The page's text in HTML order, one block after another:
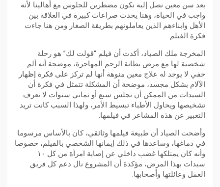
بعد سن معين نصل إليه نكون مضطرين للجلوس مع أهالينا لأنه
واجب في الحياة، وهنا يحدث صراعات كبيرة في العلاقة بين
الأهل وابناءهم الذين يعاملونهم بطريقة الصغار ومن هنا جاءت
فكرة الفيلم.
المخرجة ملك الصياد، أكدت أن فيلم “قولت لك” هو رحلة
شخصية لها مع مرض بطانة الرحم المهاجرة، موضحة أنه ألم
خفي لا يوجد له علاج معين منوهة أنها لم تركز على فكرة إظهار
الآلام بشكل مجسد، موضحة أن المشكلة تتمثل في فكرة أن
السيدات من الممكن أن تجلس سبع أو ثماني سنوات لا تعرف
تشخيصها ويحاول الأطباء تبسيط الأمر، ولهذا السبب كانت تريد
التعبير عن هذه المشاعر في فيلمها.
وأضحت الصياد أن طبيعة فيلمها وثائقي، كان بالأساس مرسوما
في دماغها، وساعدها في ذلك إيمانها الشخصي بالفيلم، خصوصا
وأنه كان يمتلكها غضب داخلي عن إصابة امرأة من كل ١٠
سيدات بهذا المرض، مؤكدة أن المشروع نال دعم كل فريق
العمل وعائلتها وأصحابها.